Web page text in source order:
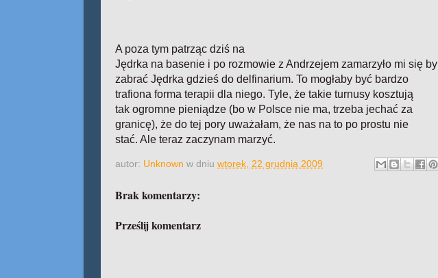
A poza tym patrząc dziś na
Jędrka na basenie i po rozmowie z Andrzejem zamarzyło mi się by
zabrać Jędrka gdzieś do delfinarium. To mogłaby być bardzo
trafiona forma terapii dla niego. Tyle, że takie turnusy kosztują
tak ogromne pieniądze (bo w Polsce nie ma, trzeba jechać za
granicę), że do tej pory uważałam, że nas na to po prostu nie
stać. Ale teraz zaczynam marzyć.
autor: Unknown w dniu wtorek, 22 grudnia 2009
Brak komentarzy:
Prześlij komentarz